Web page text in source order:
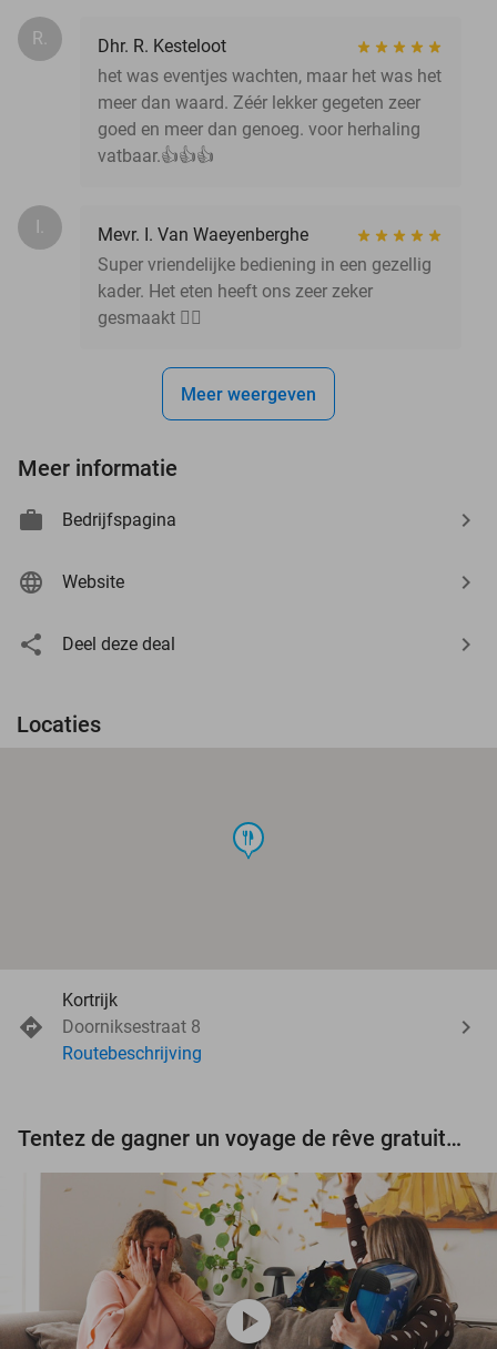
R.
Dhr. R. Kesteloot
het was eventjes wachten, maar het was het
meer dan waard. Zéér lekker gegeten zeer
goed en meer dan genoeg. voor herhaling
vatbaar.👍👍👍
I.
Mevr. I. Van Waeyenberghe
Super vriendelijke bediening in een gezellig
kader. Het eten heeft ons zeer zeker
gesmaakt 👌🏼
Meer weergeven
Meer informatie
Bedrijfspagina
Website
Deel deze deal
Locaties
food
Kortrijk
Doorniksestraat 8
Routebeschrijving
Tentez de gagner un voyage de rêve gratuit d'une valeur de 3.000 € !
play_circle